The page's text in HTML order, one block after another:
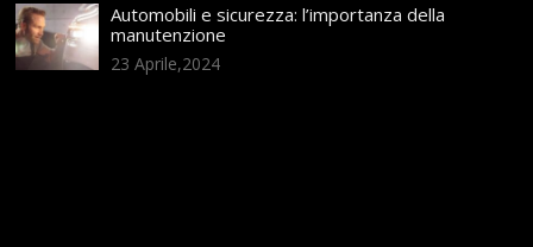
Automobili e sicurezza: l’importanza della
manutenzione
23 Aprile,2024